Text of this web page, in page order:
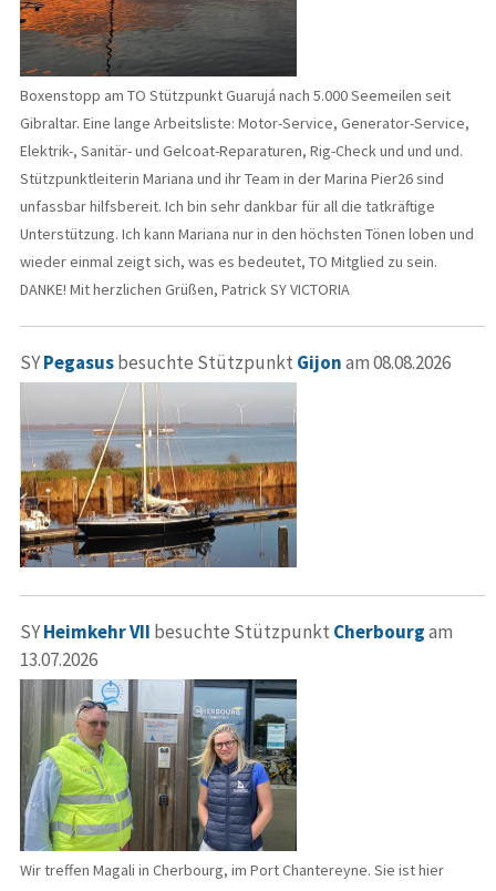
Boxenstopp am TO Stützpunkt Guarujá nach 5.000 Seemeilen seit
Gibraltar. Eine lange Arbeitsliste: Motor-Service, Generator-Service,
Elektrik-, Sanitär- und Gelcoat-Reparaturen, Rig-Check und und und.
Stützpunktleiterin Mariana und ihr Team in der Marina Pier26 sind
unfassbar hilfsbereit. Ich bin sehr dankbar für all die tatkräftige
Unterstützung. Ich kann Mariana nur in den höchsten Tönen loben und
wieder einmal zeigt sich, was es bedeutet, TO Mitglied zu sein.
DANKE! Mit herzlichen Grüßen, Patrick SY VICTORIA
SYPegasusbesuchte Stützpunkt Gijonam 08.08.2026
SYHeimkehr VII besuchte Stützpunkt Cherbourgam
13.07.2026
Wir treffen Magali in Cherbourg, im Port Chantereyne. Sie ist hier